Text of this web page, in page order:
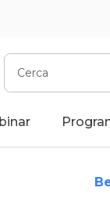
Cerca